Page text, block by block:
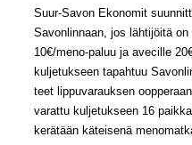
Suur-Savon Ekonomit
Savonlinnaan, jos lähtijöitä
10€/meno-paluu ja avecille
kuljetukseen tapahtuu
teet lippuvarauksen
varattu kuljetukseen 16
kerätään käteisenä